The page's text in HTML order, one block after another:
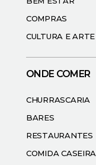
COMPRAS
CULTURA E ARTE
ONDE COMER
CHURRASCARIA
BARES
RESTAURANTES
COMIDA CASEIRA